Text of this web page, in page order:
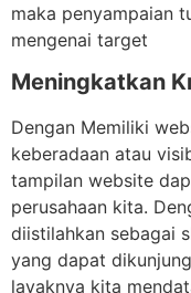
maka penyampaian
mengenai target
Meningkatkan
Dengan Memiliki
keberadaan atau
tampilan website
perusahaan kita.
diistilahkan sebagai
yang dapat
layaknya kita